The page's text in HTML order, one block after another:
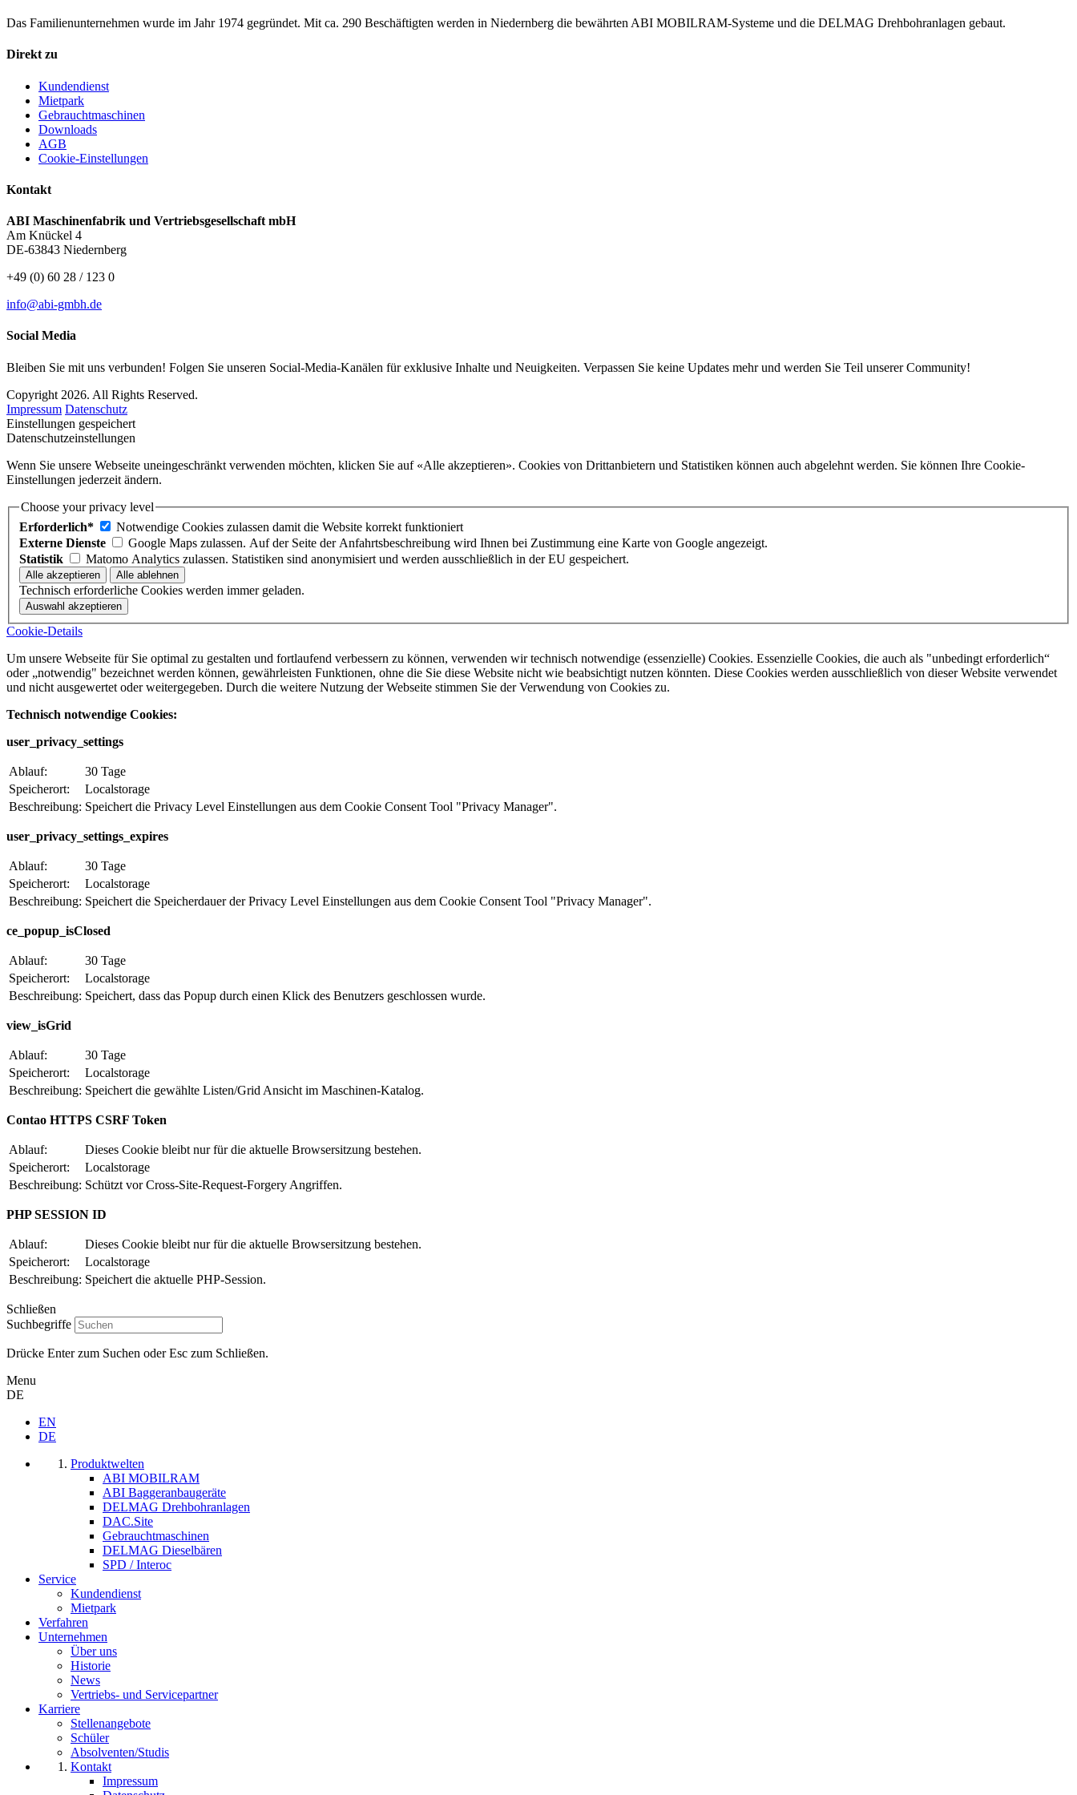
Das Familienunternehmen wurde im Jahr 1974 gegründet. Mit ca. 290 Beschäftigten werden in Niedernberg die bewährten ABI MOBILRAM-Systeme und die DELMAG Drehbohranlagen gebaut.
Direkt zu
Kundendienst
Mietpark
Gebrauchtmaschinen
Downloads
AGB
Cookie-Einstellungen
Kontakt
ABI Maschinenfabrik und Vertriebsgesellschaft mbH
Am Knückel 4
DE-63843 Niedernberg
+49 (0) 60 28 / 123 0
info@abi-gmbh.de
Social Media
Bleiben Sie mit uns verbunden! Folgen Sie unseren Social-Media-Kanälen für exklusive Inhalte und Neuigkeiten. Verpassen Sie keine Updates mehr und werden Sie Teil unserer Community!
Copyright 2026. All Rights Reserved.
Impressum Datenschutz
Einstellungen gespeichert
Datenschutzeinstellungen
Wenn Sie unsere Webseite uneingeschränkt verwenden möchten, klicken Sie auf «Alle akzeptieren». Cookies von Drittanbietern und Statistiken können auch abgelehnt werden. Sie können Ihre Cookie-
Einstellungen jederzeit ändern.
Choose your privacy level
Erforderlich*
Notwendige Cookies zulassen damit die Website korrekt funktioniert
Externe Dienste
Google Maps zulassen. Auf der Seite der Anfahrtsbeschreibung wird Ihnen bei Zustimmung eine Karte von Google angezeigt.
Statistik
Matomo Analytics zulassen. Statistiken sind anonymisiert und werden ausschließlich in der EU gespeichert.
Technisch erforderliche Cookies werden immer geladen.
Cookie-Details
Um unsere Webseite für Sie optimal zu gestalten und fortlaufend verbessern zu können, verwenden wir technisch notwendige (essenzielle) Cookies. Essenzielle Cookies, die auch als "unbedingt erforderlich“
oder „notwendig" bezeichnet werden können, gewährleisten Funktionen, ohne die Sie diese Website nicht wie beabsichtigt nutzen könnten. Diese Cookies werden ausschließlich von dieser Website verwendet
und nicht ausgewertet oder weitergegeben. Durch die weitere Nutzung der Webseite stimmen Sie der Verwendung von Cookies zu.
Technisch notwendige Cookies:
user_privacy_settings
Ablauf:
30 Tage
Speicherort:
Localstorage
Beschreibung: Speichert die Privacy Level Einstellungen aus dem Cookie Consent Tool "Privacy Manager".
user_privacy_settings_expires
Ablauf:
30 Tage
Speicherort:
Localstorage
Beschreibung: Speichert die Speicherdauer der Privacy Level Einstellungen aus dem Cookie Consent Tool "Privacy Manager".
ce_popup_isClosed
Ablauf:
30 Tage
Speicherort:
Localstorage
Beschreibung: Speichert, dass das Popup durch einen Klick des Benutzers geschlossen wurde.
view_isGrid
Ablauf:
30 Tage
Speicherort:
Localstorage
Beschreibung: Speichert die gewählte Listen/Grid Ansicht im Maschinen-Katalog.
Contao HTTPS CSRF Token
Ablauf:
Dieses Cookie bleibt nur für die aktuelle Browsersitzung bestehen.
Speicherort:
Localstorage
Beschreibung: Schützt vor Cross-Site-Request-Forgery Angriffen.
PHP SESSION ID
Ablauf:
Dieses Cookie bleibt nur für die aktuelle Browsersitzung bestehen.
Speicherort:
Localstorage
Beschreibung: Speichert die aktuelle PHP-Session.
Schließen
Suchbegriffe
Drücke Enter zum Suchen oder Esc zum Schließen.
Menu
DE
EN
DE
Produktwelten
ABI MOBILRAM
ABI Baggeranbaugeräte
DELMAG Drehbohranlagen
DAC.Site
Gebrauchtmaschinen
DELMAG Dieselbären
SPD / Interoc
Service
Kundendienst
Mietpark
Verfahren
Unternehmen
Über uns
Historie
News
Vertriebs- und Servicepartner
Karriere
Stellenangebote
Schüler
Absolventen/Studis
Kontakt
Impressum